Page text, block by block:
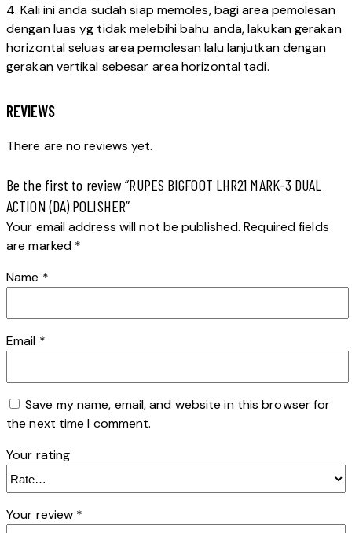
4. Kali ini anda sudah siap memoles, bagi area pemolesan
dengan luas yg tidak melebihi bahu anda, lakukan gerakan
horizontal seluas area pemolesan lalu lanjutkan dengan
gerakan vertikal sebesar area horizontal tadi.
REVIEWS
There are no reviews yet.
Be the first to review “RUPES BIGFOOT LHR21 MARK-3 DUAL
ACTION (DA) POLISHER”
Your email address will not be published. Required fields
are marked *
Name *
Email *
Save my name, email, and website in this browser for
the next time I comment.
Your rating
Your review *